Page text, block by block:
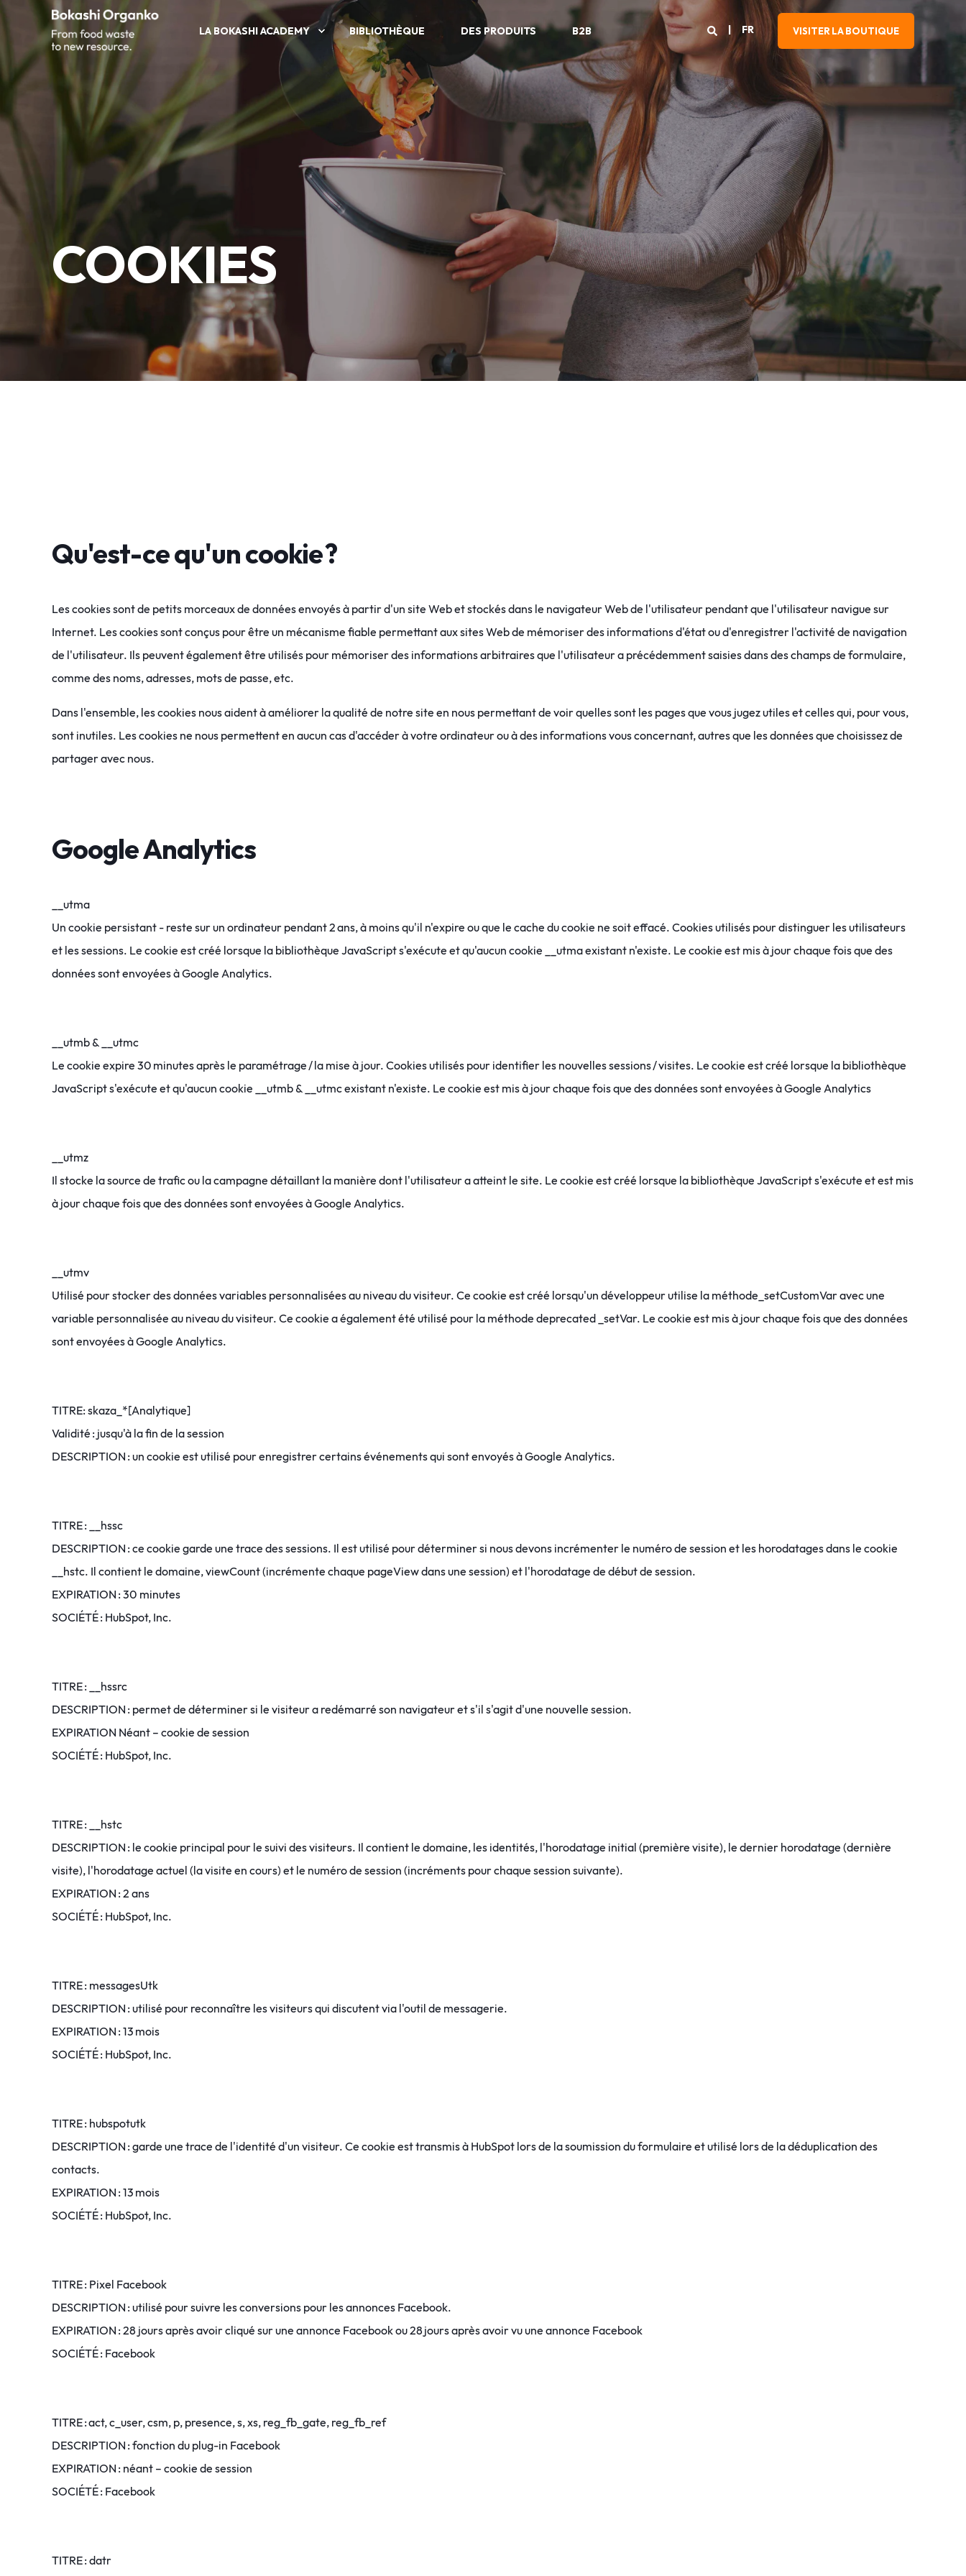
LA BOKASHI ACADEMY BIBLIOTHÈQUE DES PRODUITS B2B FR VISITER LA BOUTIQUE
COOKIES
Qu'est-ce qu'un cookie ?
Les cookies sont de petits morceaux de données envoyés à partir d'un site Web et stockés dans le navigateur Web de l'utilisateur pendant que l'utilisateur navigue sur
Internet. Les cookies sont conçus pour être un mécanisme fiable permettant aux sites Web de mémoriser des informations d'état ou d'enregistrer l'activité de navigation
de l'utilisateur. Ils peuvent également être utilisés pour mémoriser des informations arbitraires que l'utilisateur a précédemment saisies dans des champs de formulaire,
comme des noms, adresses, mots de passe, etc.
Dans l'ensemble, les cookies nous aident à améliorer la qualité de notre site en nous permettant de voir quelles sont les pages que vous jugez utiles et celles qui, pour vous,
sont inutiles. Les cookies ne nous permettent en aucun cas d'accéder à votre ordinateur ou à des informations vous concernant, autres que les données que choisissez de
partager avec nous.
Google Analytics
__utma
Un cookie persistant - reste sur un ordinateur pendant 2 ans, à moins qu'il n'expire ou que le cache du cookie ne soit effacé. Cookies utilisés pour distinguer les utilisateurs
et les sessions. Le cookie est créé lorsque la bibliothèque JavaScript s'exécute et qu'aucun cookie __utma existant n'existe. Le cookie est mis à jour chaque fois que des
données sont envoyées à Google Analytics.
__utmb & __utmc
Le cookie expire 30 minutes après le paramétrage / la mise à jour. Cookies utilisés pour identifier les nouvelles sessions / visites. Le cookie est créé lorsque la bibliothèque
JavaScript s'exécute et qu'aucun cookie
__utmb & __utmcexistant n'existe. Le cookie est mis à jour chaque fois que des données sont envoyées à Google Analytics
__utmz
Il stocke la source de trafic ou la campagne détaillant la manière dont l'utilisateur a atteint le site. Le cookie est créé lorsque la bibliothèque JavaScript s'exécute et est mis
à jour chaque fois que des données sont envoyées à Google Analytics.
__utmv
Utilisé pour stocker des données variables personnalisées au niveau du visiteur. Ce cookie est créé lorsqu'un développeur utilise la méthode_setCustomVar avec une
variable personnalisée au niveau du visiteur. Ce cookie a également été utilisé pour la méthode deprecated _setVar. Le cookie est mis à jour chaque fois que des données
sont envoyées à Google Analytics.
TITRE: skaza_*[Analytique]
Validité : jusqu'à la fin de la session
DESCRIPTION : un cookie est utilisé pour enregistrer certains événements qui sont envoyés à Google Analytics.
TITRE : __hssc
DESCRIPTION : ce cookie garde une trace des sessions. Il est utilisé pour déterminer si nous devons incrémenter le numéro de session et les horodatages dans le cookie
__hstc. Il contient le domaine, viewCount (incrémente chaque pageView dans une session) et l'horodatage de début de session.
EXPIRATION : 30 minutes
SOCIÉTÉ : HubSpot, Inc.
TITRE : __hssrc
DESCRIPTION : permet de déterminer si le visiteur a redémarré son navigateur et s'il s'agit d'une nouvelle session.
EXPIRATION Néant – cookie de session
SOCIÉTÉ : HubSpot, Inc.
TITRE : __hstc
DESCRIPTION : le cookie principal pour le suivi des visiteurs. Il contient le domaine, les identités, l'horodatage initial (première visite), le dernier horodatage (dernière
visite), l'horodatage actuel (la visite en cours) et le numéro de session (incréments pour chaque session suivante).
EXPIRATION : 2 ans
SOCIÉTÉ : HubSpot, Inc.
TITRE : messagesUtk
DESCRIPTION : utilisé pour reconnaître les visiteurs qui discutent via l'outil de messagerie.
EXPIRATION : 13 mois
SOCIÉTÉ : HubSpot, Inc.
TITRE : hubspotutk
DESCRIPTION : garde une trace de l'identité d'un visiteur. Ce cookie est transmis à HubSpot lors de la soumission du formulaire et utilisé lors de la déduplication des
contacts.
EXPIRATION : 13 mois
SOCIÉTÉ : HubSpot, Inc.
TITRE : Pixel Facebook
DESCRIPTION : utilisé pour suivre les conversions pour les annonces Facebook.
EXPIRATION : 28 jours après avoir cliqué sur une annonce Facebook ou 28 jours après avoir vu une annonce Facebook
SOCIÉTÉ : Facebook
TITRE : act, c_user, csm, p, presence, s, xs, reg_fb_gate, reg_fb_ref
DESCRIPTION : fonction du plug-in Facebook
EXPIRATION : néant – cookie de session
SOCIÉTÉ : Facebook
TITRE : datr